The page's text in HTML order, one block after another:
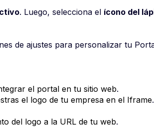
. Luego, selecciona el ícono del
de ajustes para personalizar tu
el portal en tu sitio web.
el logo de tu empresa en el Iframe.
del logo a la URL de tu web.